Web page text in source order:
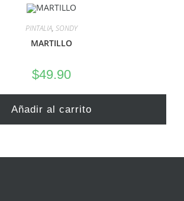
PINTALIA, SONDY
MARTILLO
$49.90
Añadir al carrito